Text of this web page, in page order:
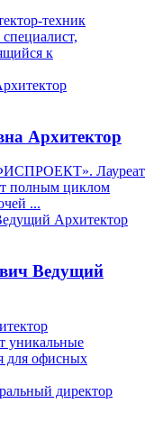
техник
к
Архитектор
Лауреат
полным циклом
...
Ведущий
уникальные
для офисных